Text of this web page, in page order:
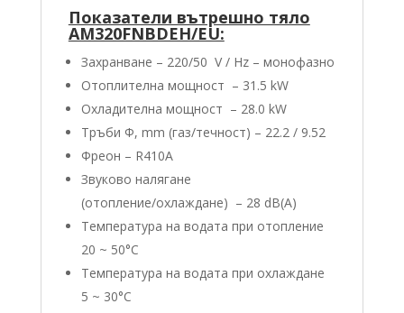
Показатели вътрешно тяло
AM320FNBDEH/EU:
Захранване – 220/50 V / Hz – монофазно
Отоплителна мощност – 31.5 kW
Охладителна мощност – 28.0 kW
Тръби Φ, mm (газ/течност) – 22.2 / 9.52
Фреон – R410А
Звуково налягане
(отопление/oхлаждане) – 28 dB(A)
Температура на водата при отопление
20 ~ 50°C
Температура на водата при охлаждане
5 ~ 30°C